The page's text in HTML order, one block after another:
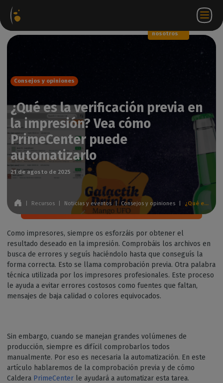
Paquetes
de
software
nosotros
ES
Consejos y opiniones
¿Qué es la verificación previa en
la impresión? Vea cómo
PrimeCenter puede
automatizarlo
21 de agosto de 2025
Recursos Noticias y eventos | Consejos y opiniones ¿Qué es la verificación previa en la impresión? Vea cómo PrimeCenter puede automatizarlo
Como impresores, siempre os esforzáis por obtener el
resultado deseado en la impresión. Comprobáis los archivos en
busca de errores y seguís haciéndolo hasta que conseguís la
forma correcta. Esto se llama comprobación previa. Otra palabra
técnica utilizada por los impresores profesionales. Este proceso
le ayuda a evitar errores costosos como fuentes que faltan,
mensajes de baja calidad o colores equivocados.
Sin embargo, cuando se manejan grandes volúmenes de
producción, siempre es difícil comprobarlos todos
manualmente. Por eso es necesaria la automatización. En este
artículo hablaremos de la comprobación previa y de cómo
Caldera PrimeCenter le ayudará a automatizar esta tarea.